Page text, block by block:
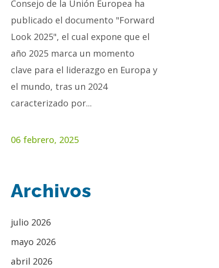
Consejo de la Unión Europea ha
publicado el documento "Forward
Look 2025", el cual expone que el
año 2025 marca un momento
clave para el liderazgo en Europa y
el mundo, tras un 2024
caracterizado por...
06 febrero, 2025
Archivos
julio 2026
mayo 2026
abril 2026